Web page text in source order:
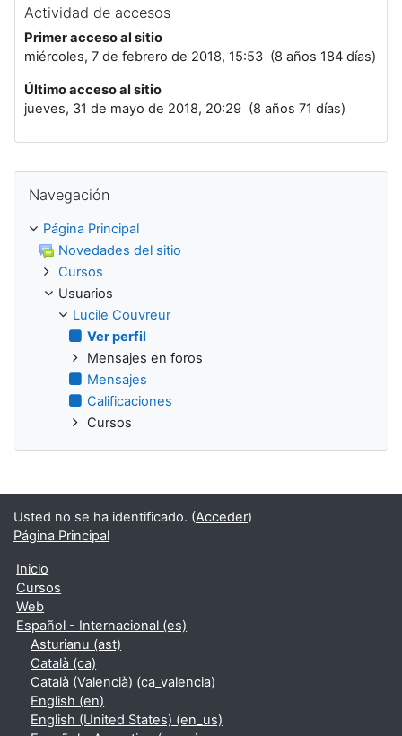
Actividad de accesos
Primer acceso al sitio
miércoles, 7 de febrero de 2018, 15:53 (8 años 184 días)
Último acceso al sitio
jueves, 31 de mayo de 2018, 20:29 (8 años 71 días)
Navegación
Página Principal
Novedades del sitio
Cursos
Usuarios
Lucile Couvreur
Ver perfil
Mensajes en foros
Mensajes
Calificaciones
Cursos
Usted no se ha identificado. (Acceder)
Página Principal
Inicio
Cursos
Web
Español - Internacional ‎(es)‎
Asturianu ‎(ast)‎
Català ‎(ca)‎
Català (Valencià) ‎(ca_valencia)‎
English ‎(en)‎
English (United States) ‎(en_us)‎